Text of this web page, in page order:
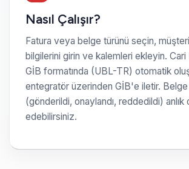
Nasıl Çalışır?
Fatura veya belge türünü seçin,
bilgilerini girin ve kalemleri ekleyin.
GİB formatında (UBL-TR) otomatik
entegratör üzerinden GİB'e iletir. Belge
(gönderildi, onaylandı, reddedildi) anlık
edebilirsiniz.